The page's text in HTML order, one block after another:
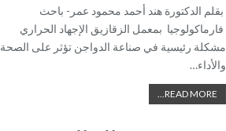
بقلم الدكتورة هند أحمد محمود عمر- باحث
فارماكولوجيا بمعمل الزقازيق الإجهاد الحراري
مشكلة رئيسية في صناعة الدواجن تؤثر على الصحة
والأداء…
READ MORE...